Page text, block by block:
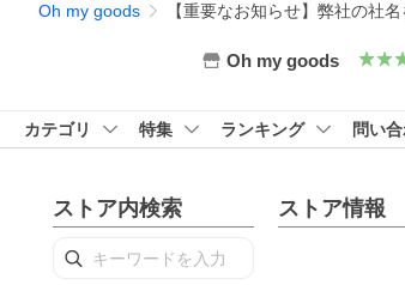
Oh my goods 【重要なお知らせ】弊社の社
Oh my goods
カテゴリ 特集 ランキング 問い
ストア内検索 ストア情報